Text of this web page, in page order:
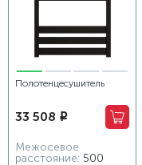
Полотенцесушитель
530x600 черный
33 508 i
Межосевое
расстояние: 500